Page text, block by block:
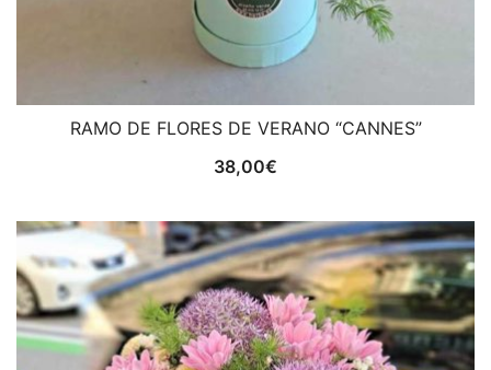
RAMO DE FLORES DE VERANO “CANNES”
38,00€